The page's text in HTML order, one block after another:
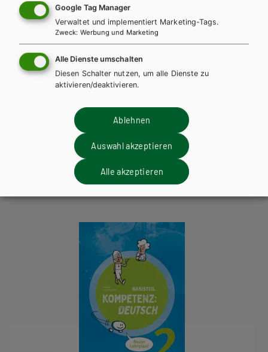
KOMPETENZ:DEUTSCH 1. Basisteil (mit
Lösungen)
Basisteil mit E-BOOK+
Basisteil E-BOOK+ Solo
Trainingsteil + E-Book
Trainingsteil E-Book Solo
Trainingsteil mit E-BOOK+
Trainingsteil E-BOOK+ Solo
Leseheft + E-Book
Lehrer/innenhandbuch
Google Tag Manager
Verwaltet und implementiert Marketing-Tags.
Zweck: Werbung und Marketing
Alle Dienste umschalten
Diesen Schalter nutzen, um alle Dienste zu
aktivieren/deaktivieren.
Ablehnen
Auswahl akzeptieren
Alle akzeptieren